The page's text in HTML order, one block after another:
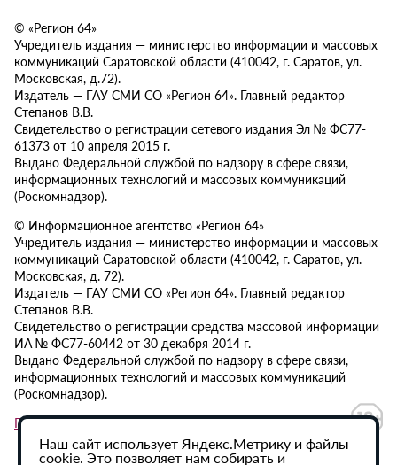
© «Регион 64»
Учредитель издания — министерство информации и массовых
коммуникаций Саратовской области (410042, г. Саратов, ул.
Московская, д.72).
Издатель — ГАУ СМИ СО «Регион 64». Главный редактор
Степанов В.В.
Свидетельство о регистрации сетевого издания Эл № ФС77-
61373 от 10 апреля 2015 г.
Выдано Федеральной службой по надзору в сфере связи,
информационных технологий и массовых коммуникаций
(Роскомнадзор).
© Информационное агентство «Регион 64»
Учредитель издания — министерство информации и массовых
коммуникаций Саратовской области (410042, г. Саратов, ул.
Московская, д. 72).
Издатель — ГАУ СМИ СО «Регион 64». Главный редактор
Степанов В.В.
Свидетельство о регистрации средства массовой информации
ИА № ФС77-60442 от 30 декабря 2014 г.
Выдано Федеральной службой по надзору в сфере связи,
информационных технологий и массовых коммуникаций
(Роскомнадзор).
Политика в отношении обработки персональных данных
Наш сайт использует Яндекс.Метрику и файлы
cookie. Это позволяет нам собирать и